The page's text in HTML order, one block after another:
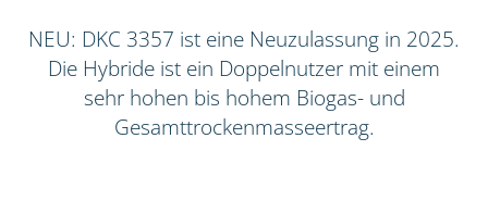
NEU: DKC 3357 ist eine Neuzulassung in 2025.
Die Hybride ist ein Doppelnutzer mit einem
sehr hohen bis hohem Biogas- und
Gesamttrockenmasseertrag.